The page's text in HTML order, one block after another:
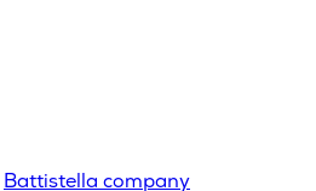
Battistella company